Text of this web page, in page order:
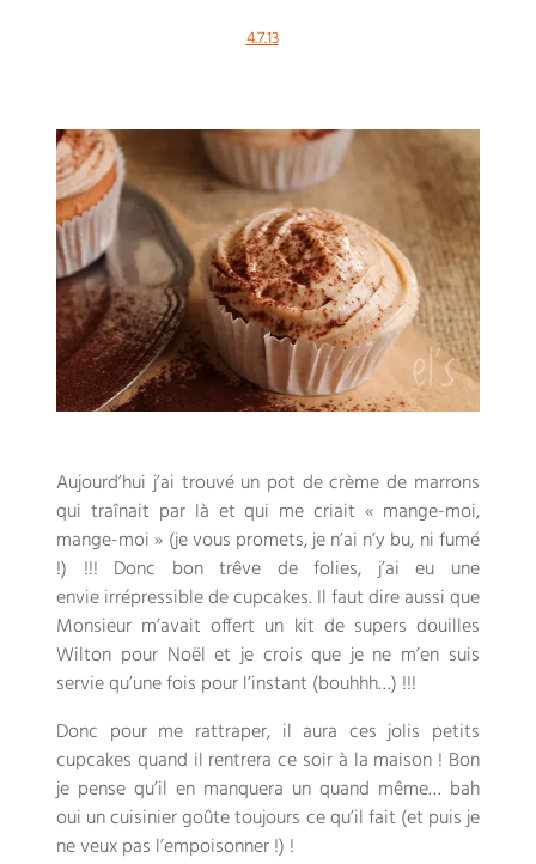
4.7.13
Aujourd’hui j’ai trouvé un pot de crème de marrons
qui traînait par là et qui me criait « mange-moi,
mange-moi » (je vous promets, je n’ai n’y bu, ni fumé
!) !!! Donc bon trêve de folies, j’ai eu une
envie irrépressible de cupcakes. Il faut dire aussi que
Monsieur m’avait offert un kit de supers douilles
Wilton pour Noël et je crois que je ne m’en suis
servie qu’une fois pour l’instant (bouhhh…) !!!
Donc pour me rattraper, il aura ces jolis petits
cupcakes quand il rentrera ce soir à la maison ! Bon
je pense qu’il en manquera un quand même… bah
oui un cuisinier goûte toujours ce qu’il fait (et puis je
ne veux pas l’empoisonner !) !